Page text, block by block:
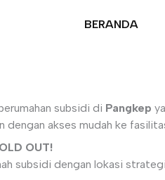
BERANDA
subsidi di Pangkep
dengan akses mudah ke
OUT!
subsidi dengan lokasi